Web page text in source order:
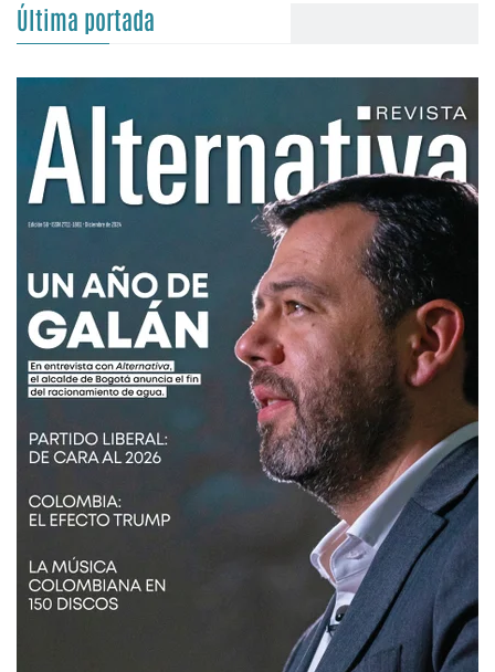
Última portada